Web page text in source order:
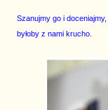
Szanujmy go i
byłoby z nami krucho.